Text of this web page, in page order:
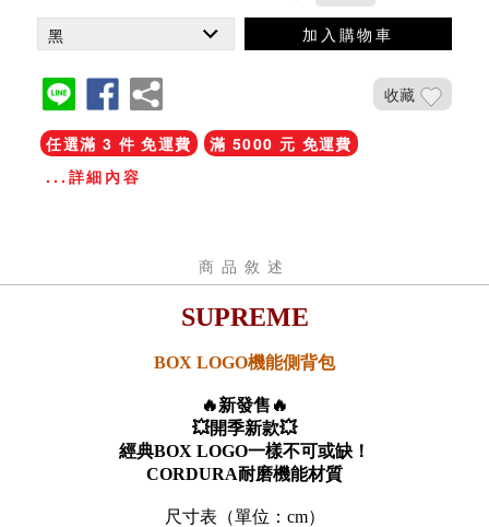
加入購物車
收藏
任選滿 3 件 免運費
滿 5000 元 免運費
...詳細內容
商品敘述